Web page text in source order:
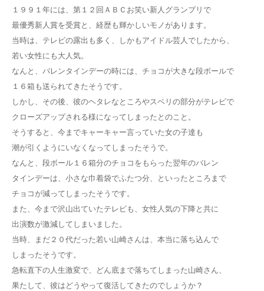
１９９１年には、第１２回ＡＢＣお笑い新人グランプリで
最優秀新人賞を受賞と、経歴も輝かしいモノがあります。
当時は、テレビの露出も多く、しかもアイドル芸人でしたから、
若い女性にも大人気。
なんと、バレンタインデーの時には、チョコが大きな段ボールで
１６箱も送られてきたそうです。
しかし、その後、彼のヘタレなところやスベリの部分がテレビで
クローズアップされる様になってしまったとのこと。
そうすると、今までキャーキャー言っていた女の子達も
潮が引くようにいなくなってしまったそうで。
なんと、段ボール１６箱分のチョコをもらった翌年のバレン
タインデーは、小さな巾着袋でふたつ分、といったところまで
チョコが減ってしまったそうです。
また、今まで沢山出ていたテレビも、女性人気の下降と共に
出演数が激減してしまいました。
当時、まだ２０代だった若い山崎さんは、本当に落ち込んで
しまったそうです。
急転直下の人生激変で、どん底まで落ちてしまった山崎さん、
果たして、彼はどうやって復活してきたのでしょうか？